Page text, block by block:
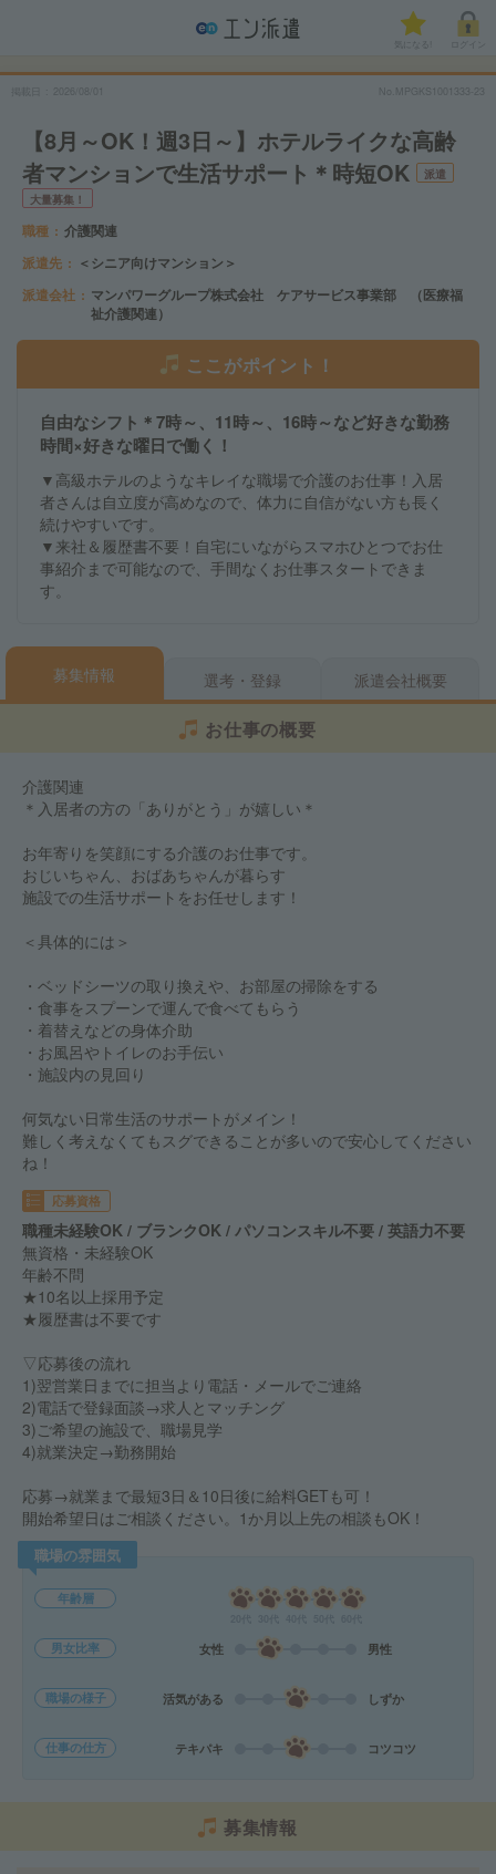
気になる!
2026/08/01 No.MPGKS1001333-23
【8月～OK！週3日～】ホテルライクな高齢
者マンションで生活サポート＊時短OK
派遣
大量募集！
職種
介護関連
派遣先
＜シニア向けマンション＞
派遣会社
マンパワーグループ株式会社 ケアサービス事業部 （医療福
祉介護関連）
ここがポイント！
自由なシフト＊7時～、11時～、16時～など好きな勤務
時間×好きな曜日で働く！
▼高級ホテルのようなキレイな職場で介護のお仕事！入居
者さんは自立度が高めなので、体力に自信がない方も長く
続けやすいです。
▼来社＆履歴書不要！自宅にいながらスマホひとつでお仕
事紹介まで可能なので、手間なくお仕事スタートできま
す。
募集情報 選考・登録 派遣会社概要
お仕事の概要
介護関連
＊入居者の方の「ありがとう」が嬉しい＊
お年寄りを笑顔にする介護のお仕事です。
おじいちゃん、おばあちゃんが暮らす
施設での生活サポートをお任せします！
＜具体的には＞
・ベッドシーツの取り換えや、お部屋の掃除をする
・食事をスプーンで運んで食べてもらう
・着替えなどの身体介助
・お風呂やトイレのお手伝い
・施設内の見回り
何気ない日常生活のサポートがメイン！
難しく考えなくてもスグできることが多いので安心してください
ね！
応募資格
職種未経験OK / ブランクOK / パソコンスキル不要 / 英語力不要
無資格・未経験OK
年齢不問
★10名以上採用予定
★履歴書は不要です
▽応募後の流れ
1)翌営業日までに担当より電話・メールでご連絡
2)電話で登録面談→求人とマッチング
3)ご希望の施設で、職場見学
4)就業決定→勤務開始
応募→就業まで最短3日＆10日後に給料GETも可！
開始希望日はご相談ください。1か月以上先の相談もOK！
職場の雰囲気
年齢層
男女比率 女性 男性
職場の様子 活気がある しずか
仕事の仕方 テキパキ コツコツ
募集情報